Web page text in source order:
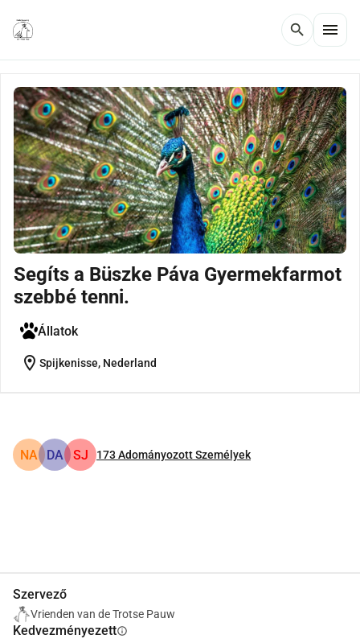
search menu
Segíts a Büszke Páva Gyermekfarmot
szebbé tenni.
Állatok
location_on Spijkenisse, Nederland
NA DA SJ 173Adományozott Személyek
Szervező
Vrienden van de Trotse Pauw
Kedvezményezettinfo